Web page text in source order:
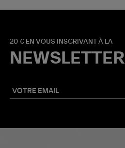
20 € EN VOUS INSCRIVANT À LA
NEWSLETTER